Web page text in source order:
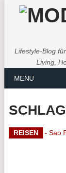
Lifestyle-Blog
Living,
MENU
REISEN